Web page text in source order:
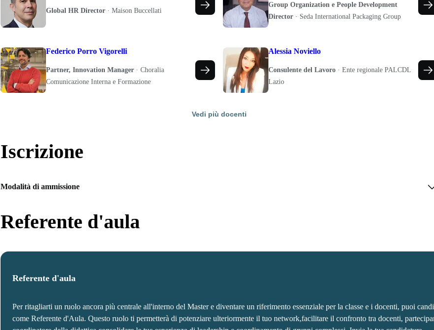
Global HR Director · Maison Buccellati
Group Organization e People Development
Director · Seda International Packaging Group
Federico Porro Vigorelli
Partner, Innovation Manager · Choralia
Comunicazione Interna e Formazione
Alessia Noviello
Consulente del Lavoro · Ente regionale PALCDL
Lazio
Vedi più docenti
Iscrizione
Modalità di ammissione
Referente d'aula
Referente d'aula
Per ritagliarti un ruolo ancora più centrale all'interno del Master e diventare un riferimento essenziale per la classe e i docenti, puoi
come Referente d'Aula. Questo ruolo ti permetterà di potenziare ulteriormente il tuo network,facilitare il confronto tra docenti,